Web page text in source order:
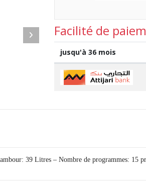
Facilité de
jusqu'à 36 mois
39 Litres – Nombre de programmes: 15